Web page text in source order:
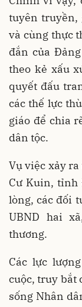
tuyên truyền,
và cùng thực
đắn của
theo kẻ xấu
quyết đấu
các thế lực
giáo để chia
dân tộc.
Vụ việc xảy
Cư Kuin, tỉnh
lòng, các đối
UBND hai
thương.
Các lực
cuộc, truy bắt
sống Nhân